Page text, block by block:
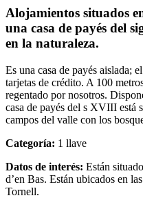
Alojamientos situados
una casa de payés del
en la naturaleza.
Es una casa de payés aislada;
tarjetas de crédito. A 100
regentado por nosotros.
casa de payés del s XVIII está
campos del valle con los
Categoría: 1 llave
Datos de interés: Están
d’en Bas. Están ubicados en
Tornell.